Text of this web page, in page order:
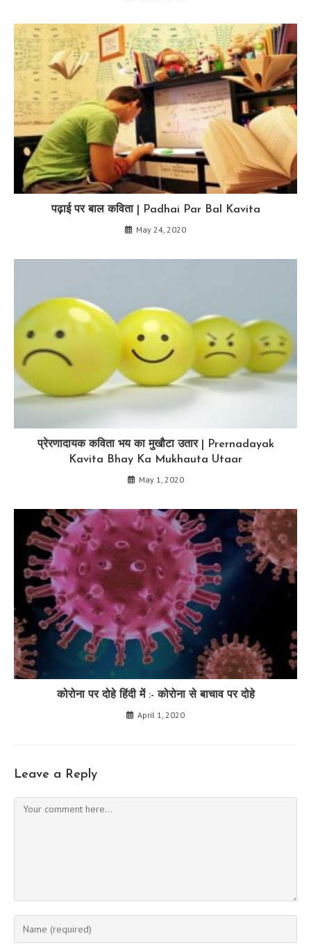
पढ़ाई पर बाल कविता | Padhai Par Bal Kavita
May 24, 2020
प्रेरणादायक कविता भय का मुखौटा उतार | Prernadayak
Kavita Bhay Ka Mukhauta Utaar
May 1, 2020
कोरोना पर दोहे हिंदी में :- कोरोना से बाचाव पर दोहे
April 1, 2020
Leave a Reply
Comment
Enter
your